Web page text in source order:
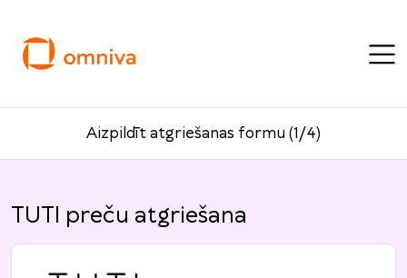
Aizpildīt atgriešanas formu (1/4)
TUTI preču atgriešana